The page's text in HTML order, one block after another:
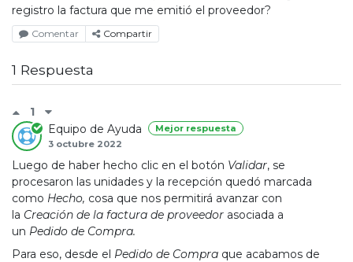
registro la factura que me emitió el proveedor?
Comentar Compartir
1 Respuesta
1
Equipo de Ayuda
3 octubre 2022
Mejor respuesta
Luego de haber hecho clic en el botón Validar, se
procesaron las unidades y la recepción quedó marcada
como Hecho, cosa que nos permitirá avanzar con
la Creación de la factura de proveedor asociada a
un Pedido de Compra.
Para eso, desde el Pedido de Compra que acabamos de